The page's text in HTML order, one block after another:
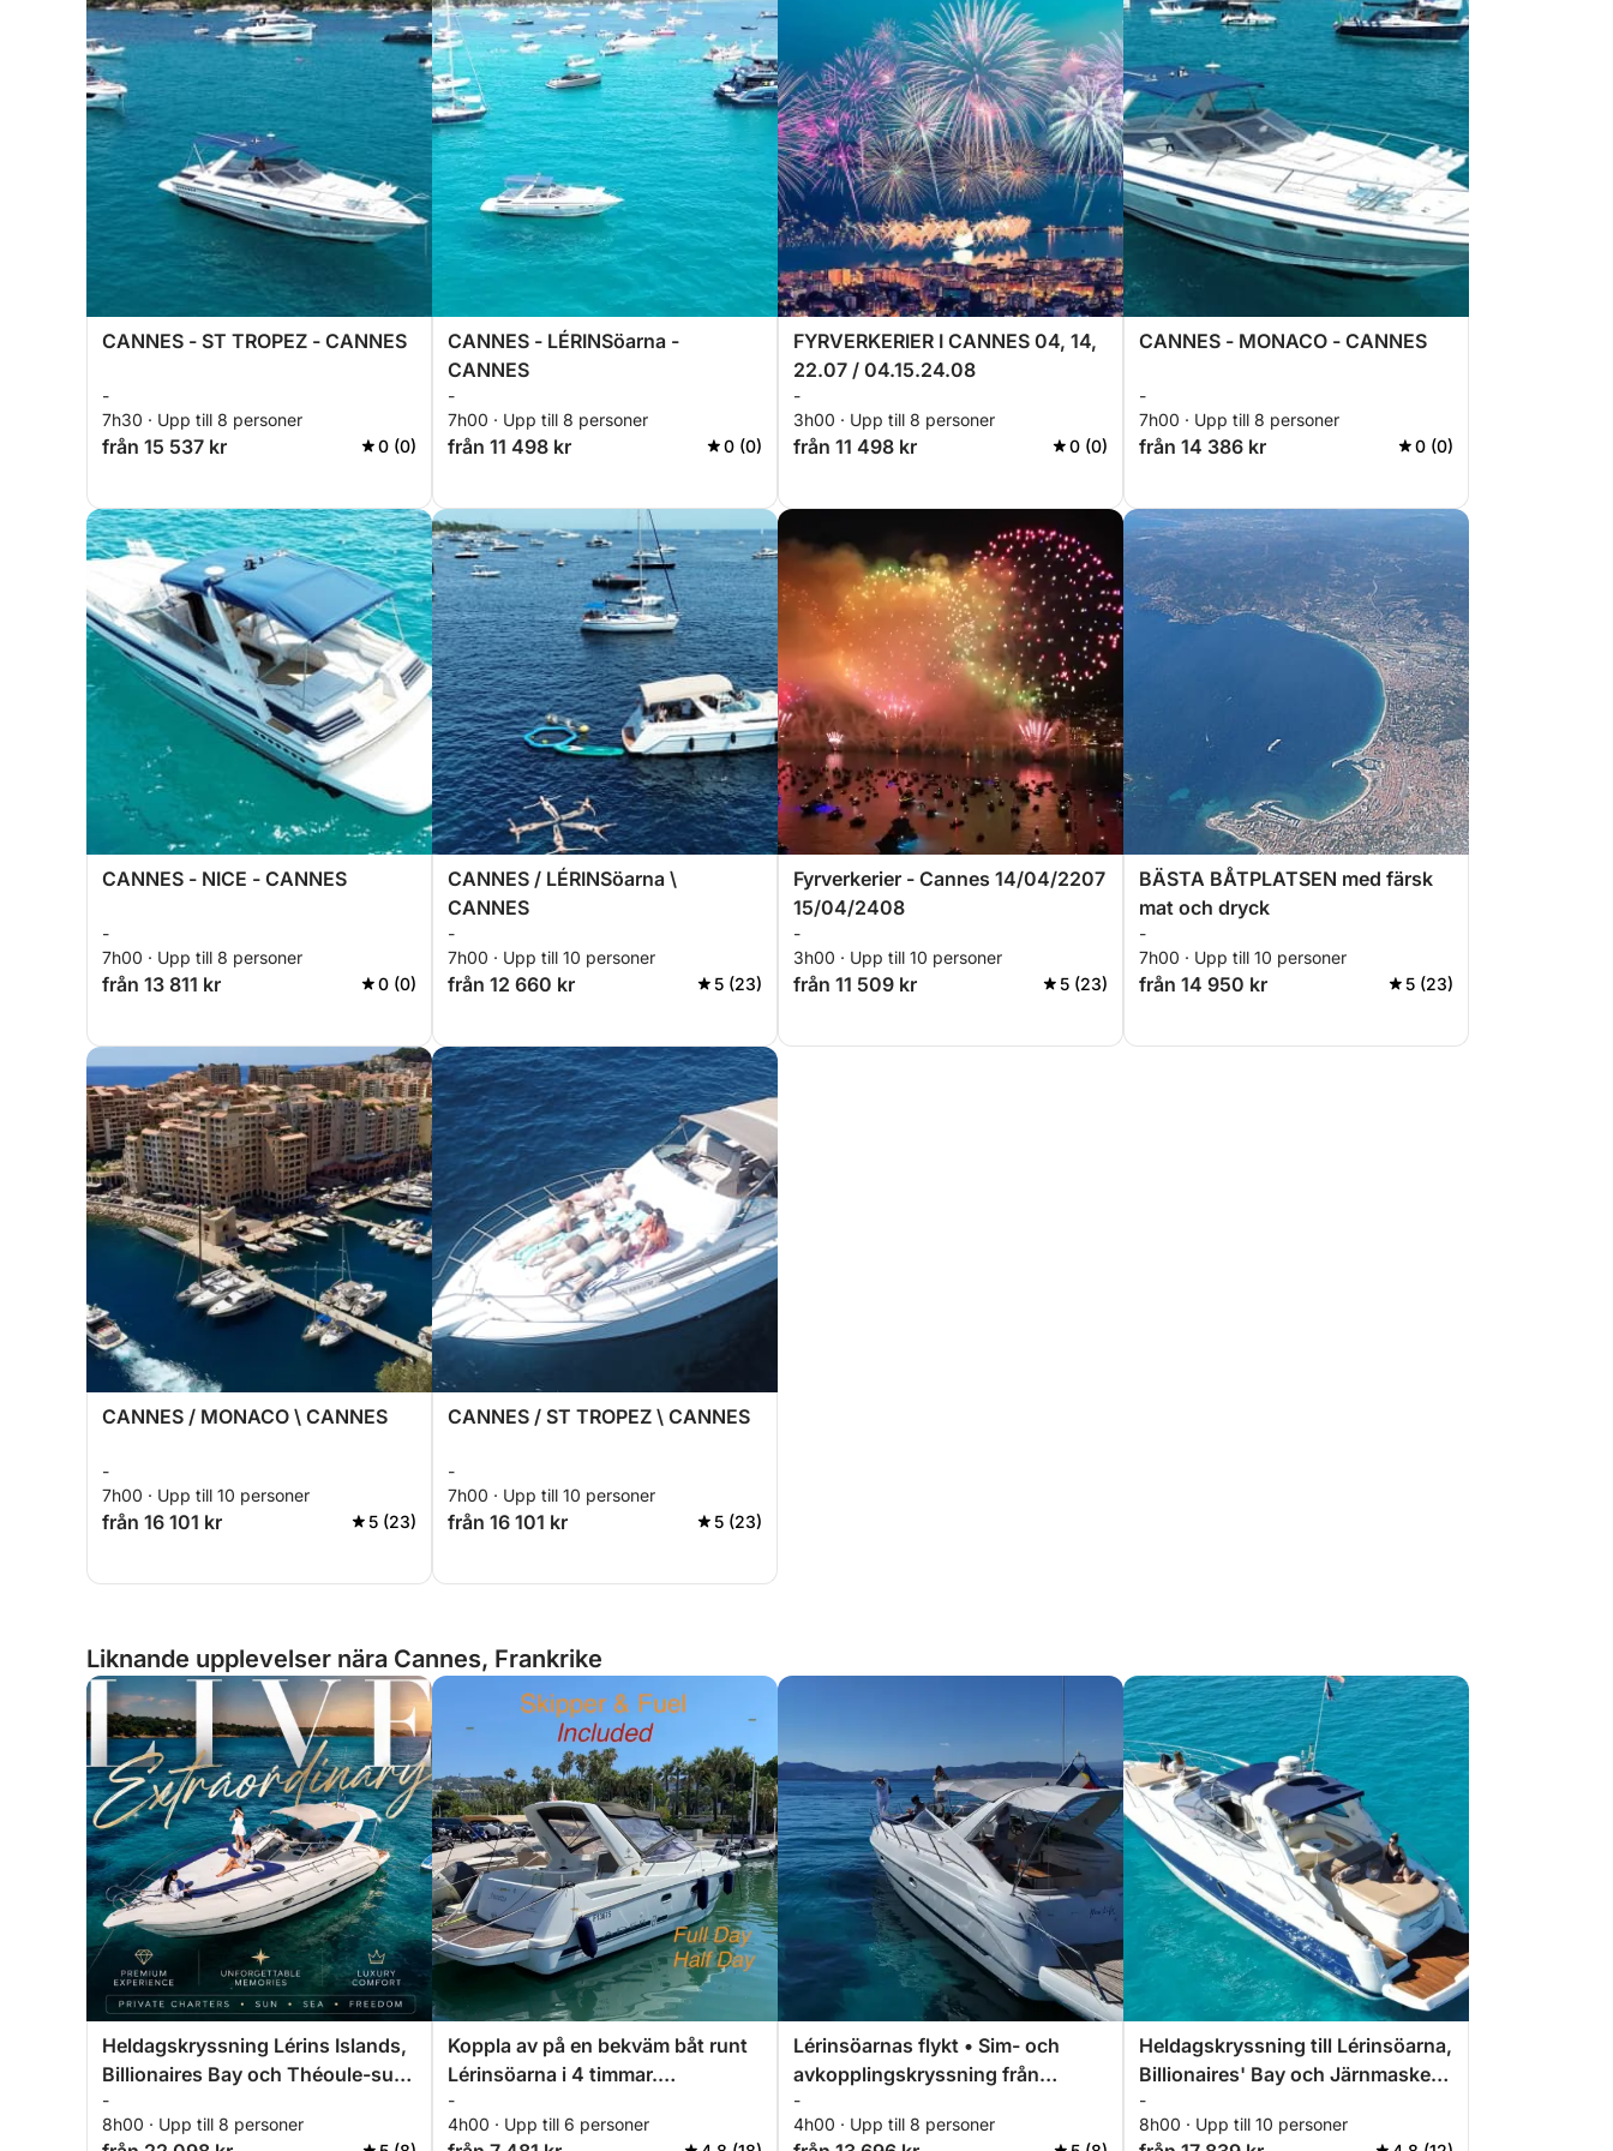
CANNES - ST TROPEZ - CANNES
-
7h30 · Upp till 8 personer
från 15 537 kr 0 (0)
CANNES - LÉRINSöarna -
CANNES
-
7h00 · Upp till 8 personer
från 11 498 kr 0 (0)
FYRVERKERIER I CANNES 04, 14,
22.07 / 04.15.24.08
-
3h00 · Upp till 8 personer
från 11 498 kr 0 (0)
CANNES - MONACO - CANNES
-
7h00 · Upp till 8 personer
från 14 386 kr 0 (0)
CANNES - NICE - CANNES
-
7h00 · Upp till 8 personer
från 13 811 kr 0 (0)
CANNES / LÉRINSöarna \
CANNES
-
7h00 · Upp till 10 personer
från 12 660 kr 5 (23)
Fyrverkerier - Cannes 14/04/2207
15/04/2408
-
3h00 · Upp till 10 personer
från 11 509 kr 5 (23)
BÄSTA BÅTPLATSEN med färsk
mat och dryck
-
7h00 · Upp till 10 personer
från 14 950 kr 5 (23)
CANNES / MONACO \ CANNES
-
7h00 · Upp till 10 personer
från 16 101 kr 5 (23)
CANNES / ST TROPEZ \ CANNES
-
7h00 · Upp till 10 personer
från 16 101 kr 5 (23)
Liknande upplevelser nära Cannes, Frankrike
Heldagskryssning Lérins Islands,
Billionaires Bay och Théoule-sur-
Mer
-
8h00 · Upp till 8 personer
Koppla av på en bekväm båt runt
Lérinsöarna i 4 timmar.
Specialrabatt för par!
-
4h00 · Upp till 6 personer
Lérinsöarnas flykt • Sim- och
avkopplingskryssning från
Cannes
-
4h00 · Upp till 8 personer
Heldagskryssning till Lérinsöarna,
Billionaires' Bay och Järnmaskens
slott
-
8h00 · Upp till 10 personer